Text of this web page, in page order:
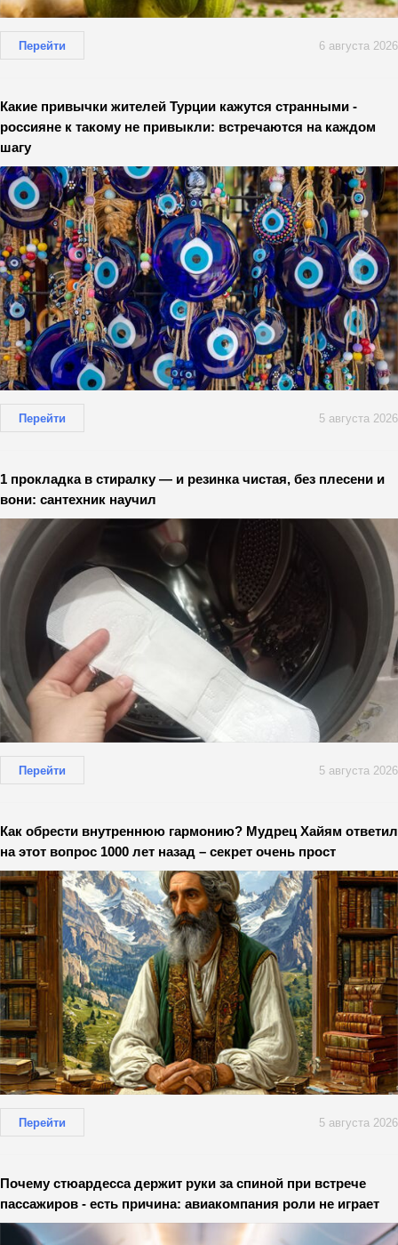
Перейти 6 августа 2026
Какие привычки жителей Турции кажутся странными -
россияне к такому не привыкли: встречаются на каждом
шагу
Перейти 5 августа 2026
1 прокладка в стиралку — и резинка чистая, без плесени и
вони: сантехник научил
Перейти 5 августа 2026
Как обрести внутреннюю гармонию? Мудрец Хайям ответил
на этот вопрос 1000 лет назад – секрет очень прост
Перейти 5 августа 2026
Почему стюардесса держит руки за спиной при встрече
пассажиров - есть причина: авиакомпания роли не играет